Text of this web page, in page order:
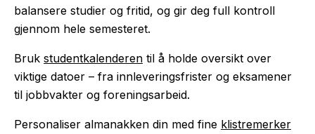
balansere studier og fritid, og gir deg full kontroll
gjennom hele semesteret.
Bruk studentkalenderen til å holde oversikt over
viktige datoer – fra innleveringsfrister og eksamener
til jobbvakter og foreningsarbeid.
Personaliser almanakken din med fine klistremerker